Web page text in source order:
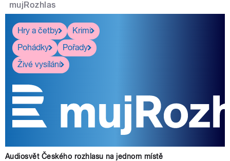
mujRozhlas
Hry a četby
Krimi
Pohádky
Pořady
Živé vysílání
Audiosvět Českého rozhlasu na jednom místě